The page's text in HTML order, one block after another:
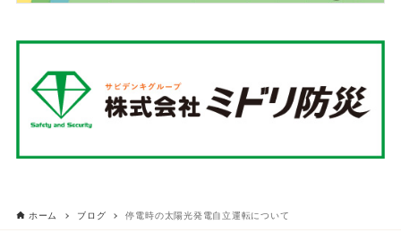
ホーム ブログ 停電時の太陽光発電自立運転について